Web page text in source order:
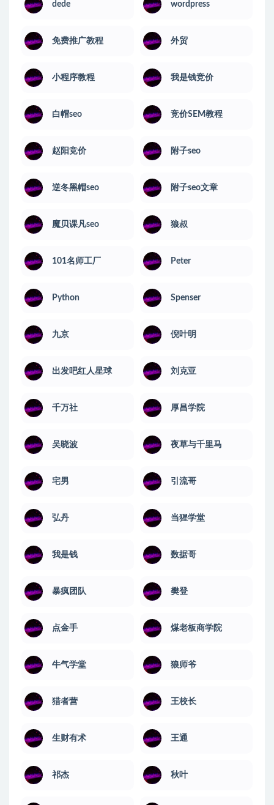
dede wordpress
免费推广教程 外贸
小程序教程 我是钱竞价
白帽seo 竞价SEM教程
赵阳竞价 附子seo
逆冬黑帽seo 附子seo文章
魔贝课凡seo 狼叔
101名师工厂 Peter
Python Spenser
九京 倪叶明
出发吧红人星球 刘克亚
千万社 厚昌学院
吴晓波 夜草与千里马
宅男 引流哥
弘丹 当猩学堂
我是钱 数据哥
暴疯团队 樊登
点金手 煤老板商学院
牛气学堂 狼师爷
猎者营 王校长
生财有术 王通
祁杰 秋叶